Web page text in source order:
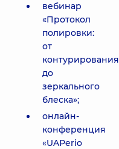
вебинар
«Протокол
полировки:
от
контурирования
до
зеркального
блеска»;
онлайн-
конференция
«UAPerio